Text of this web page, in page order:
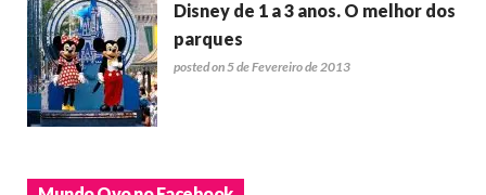
Disney de 1 a 3 anos. O melhor dos
parques
posted on 5 de Fevereiro de 2013